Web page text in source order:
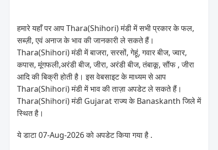
हमारे यहाँ पर आप Thara(Shihori) मंडी में सभी प्रकार के फल,
सब्ज़ी, एवं अनाज के भाव की जानकारी ले सकते हैं।
Thara(Shihori) मंडी में बाजरा, सरसों, गेहूं, गवार बीज, ज्वार,
कपास, मूंगफली,अरंडी बीज, जीरा, अरंडी बीज, तंबाकू, सौंफ , जीरा
आदि की बिक्री होती है। इस वेबसाइट के माध्यम से आप
Thara(Shihori) मंडी में भाव की ताज़ा अपडेट ले सकते हैं।
Thara(Shihori) मंडी Gujarat राज्य के Banaskanth जिले में
स्थित है।
ये डाटा 07-Aug-2026 को अपडेट किया गया है .